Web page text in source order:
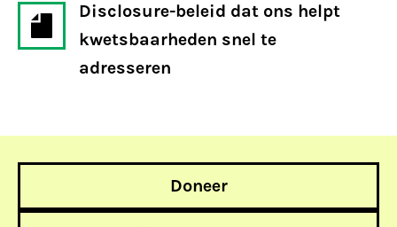
Disclosure-beleid dat ons helpt
kwetsbaarheden snel te
adresseren
Doneer